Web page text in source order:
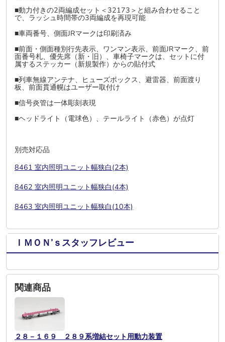
■動力付きの2両編成セット＜32173＞と組み合わせること
で、ラッシュ時間帯の3両編成を再現可能
■車両番号、側面JRマークは印刷済み
■前面・側面種別行先表示、ワンマン表示、前面JRマーク、前
面番号札、優先席（新・旧）、車椅子マークは、セットに付
属するステッカー（新規製作）からの貼付式
■列車無線アンテナ、ヒューズボックス、避雷器、前面渡り
板、前面貫通幌はユーザー取付け
■信号炎管は一体彫刻表現
■ヘッドライト（電球色）、テールライト（赤色）が点灯
別売対応品
8461 室内照明ユニット幅狭白(2本)
8462 室内照明ユニット幅狭白(4本)
8463 室内照明ユニット幅狭白(10本)
ＩＭＯＮ’ｓスタッフレビュー
関連商品
２８－１６９ ２８９系増結セット用動力装置